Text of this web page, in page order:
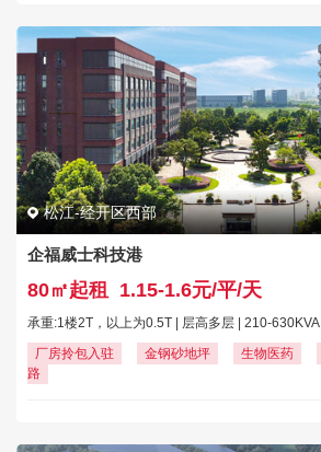
松江-经开区西部
企福威士科技港
80㎡起租 1.15-1.6元/平/天
承重:1楼2T，以上为0.5T | 层高多层 | 210-630KVA
厂房拎包入驻
金钢砂地坪 生物医药
路